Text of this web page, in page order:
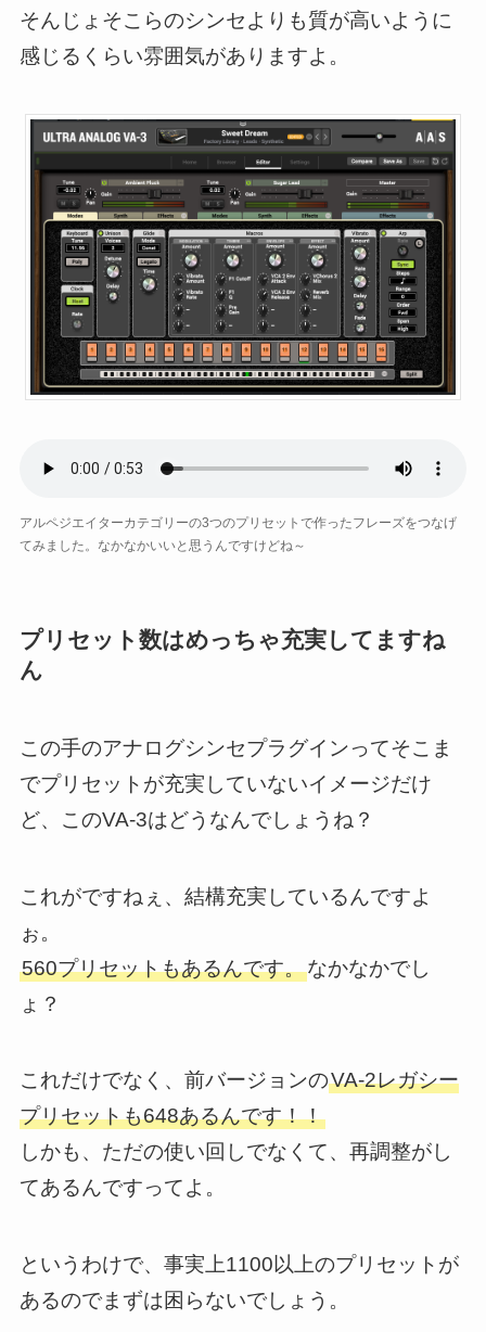
そんじょそこらのシンセよりも質が高いように
感じるくらい雰囲気がありますよ。
アルペジエイターカテゴリーの3つのプリセットで作ったフレーズをつなげ
てみました。なかなかいいと思うんですけどね～
プリセット数はめっちゃ充実してますね
ん
この手のアナログシンセプラグインってそこま
でプリセットが充実していないイメージだけ
ど、このVA-3はどうなんでしょうね？
これがですねぇ、結構充実しているんですよ
ぉ。
560プリセットもあるんです。なかなかでし
ょ？
これだけでなく、前バージョンのVA-2レガシー
プリセットも648あるんです！！
しかも、ただの使い回しでなくて、再調整がし
てあるんですってよ。
というわけで、事実上1100以上のプリセットが
あるのでまずは困らないでしょう。